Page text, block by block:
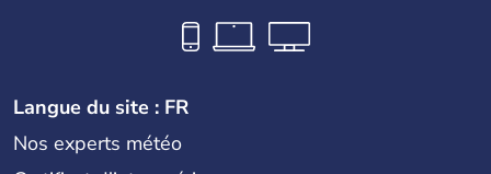
Langue du site : FR
Nos experts météo